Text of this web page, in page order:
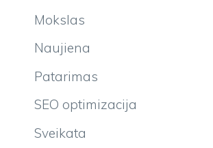
Mokslas
Naujiena
Patarimas
SEO optimizacija
Sveikata